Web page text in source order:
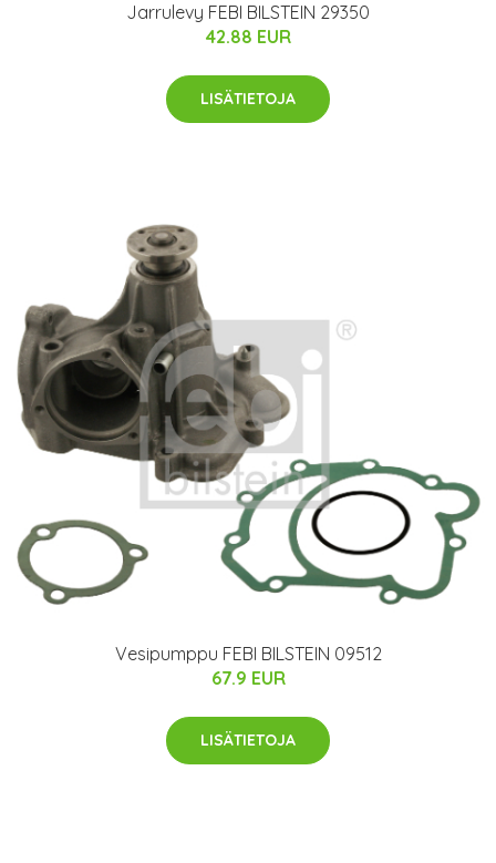
Jarrulevy FEBI BILSTEIN 29350
42.88 EUR
LISÄTIETOJA
Vesipumppu FEBI BILSTEIN 09512
67.9 EUR
LISÄTIETOJA